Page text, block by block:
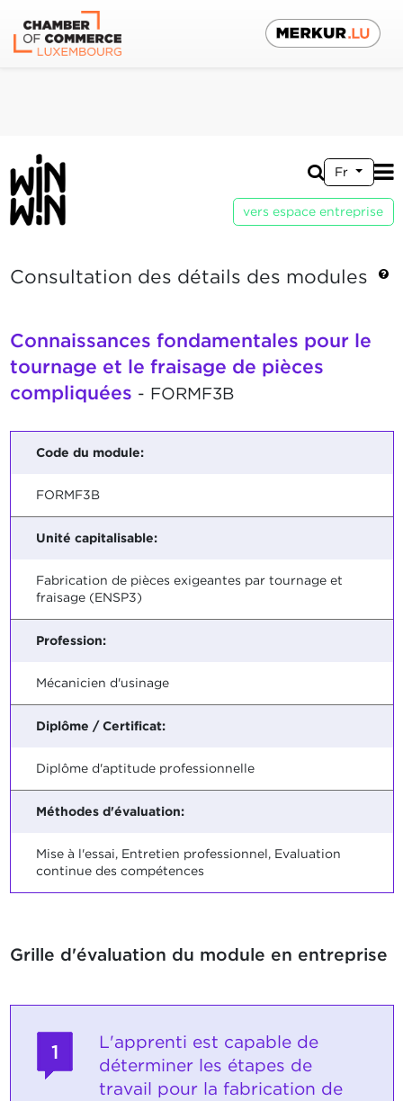
Fr
vers espace entreprise
Consultation des détails des modules
Connaissances fondamentales pour le
tournage et le fraisage de pièces
compliquées - FORMF3B
Code du module:
FORMF3B
Unité capitalisable:
Fabrication de pièces exigeantes par tournage et
fraisage (ENSP3)
Profession:
Mécanicien d'usinage
Diplôme / Certificat:
Diplôme d'aptitude professionnelle
Méthodes d'évaluation:
Mise à l'essai, Entretien professionnel, Evaluation
continue des compétences
Grille d'évaluation du module en entreprise
1
L'apprenti est capable de
déterminer les étapes de
travail pour la fabrication de